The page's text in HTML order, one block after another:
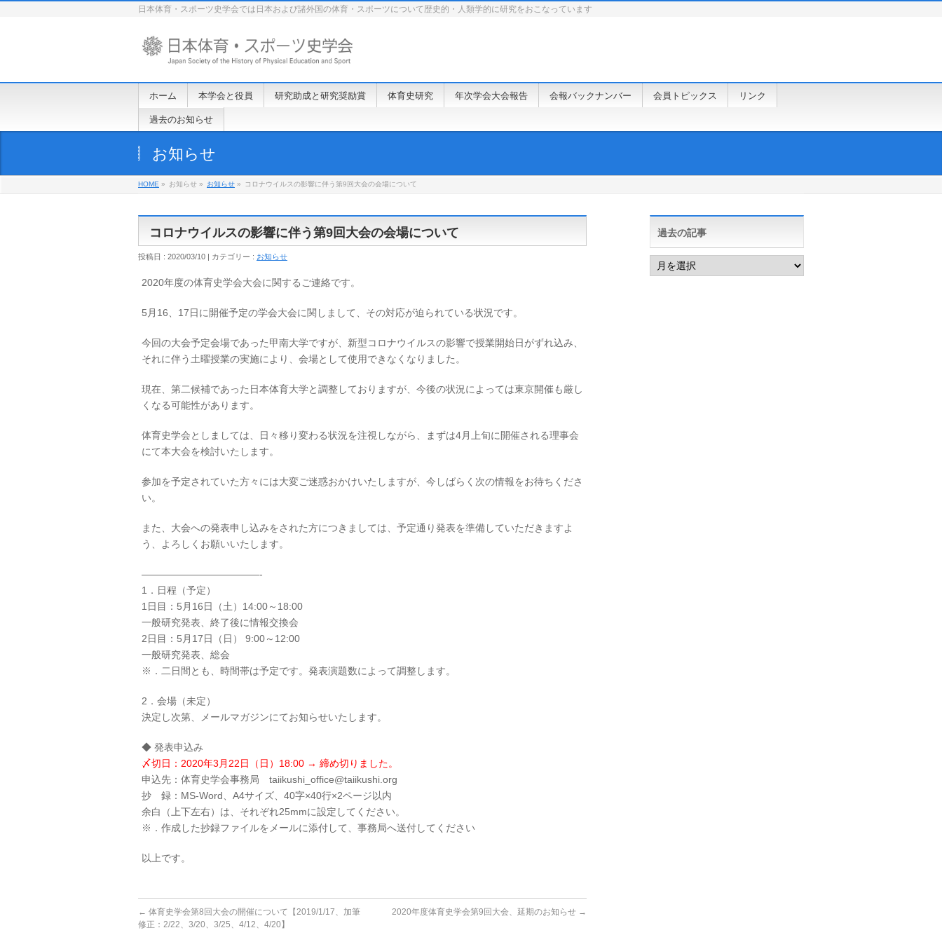
日本体育・スポーツ史学会では日本および諸外国の体育・スポーツについて歴史的・人類学的に研究をおこなっています
ホーム 本学会と役員 研究助成と研究奨励賞 体育史研究 年次学会大会報告 会報バックナンバー 会員トピックス リンク
過去のお知らせ
お知らせ
HOME » お知らせ » お知らせ » コロナウイルスの影響に伴う第9回大会の会場について
コロナウイルスの影響に伴う第9回大会の会場について
投稿日 : 2020/03/10 | カテゴリー : お知らせ
2020年度の体育史学会大会に関するご連絡です。
5月16、17日に開催予定の学会大会に関しまして、その対応が迫られている状況です。
今回の大会予定会場であった甲南大学ですが、新型コロナウイルスの影響で授業開始日がずれ込み、
それに伴う土曜授業の実施により、会場として使用できなくなりました。
現在、第二候補であった日本体育大学と調整しておりますが、今後の状況によっては東京開催も厳し
くなる可能性があります。
体育史学会としましては、日々移り変わる状況を注視しながら、まずは4月上旬に開催される理事会
にて本大会を検討いたします。
参加を予定されていた方々には大変ご迷惑おかけいたしますが、今しばらく次の情報をお待ちくださ
い。
また、大会への発表申し込みをされた方につきましては、予定通り発表を準備していただきますよ
う、よろしくお願いいたします。
————————————-
1．日程（予定）
1日目：5月16日（土）14:00～18:00
一般研究発表、終了後に情報交換会
2日目：5月17日（日） 9:00～12:00
一般研究発表、総会
※．二日間とも、時間帯は予定です。発表演題数によって調整します。
2．会場（未定）
決定し次第、メールマガジンにてお知らせいたします。
◆ 発表申込み
〆切日：2020年3月22日（日）18:00 → 締め切りました。
申込先：体育史学会事務局 taiikushi_office@taiikushi.org
抄 録：MS-Word、A4サイズ、40字×40行×2ページ以内
余白（上下左右）は、それぞれ25mmに設定してください。
※．作成した抄録ファイルをメールに添付して、事務局へ送付してください
以上です。
← 体育史学会第8回大会の開催について【2019/1/17、加筆
修正：2/22、3/20、3/25、4/12、4/20】
2020年度体育史学会第9回大会、延期のお知らせ →
過去の記事
過
去